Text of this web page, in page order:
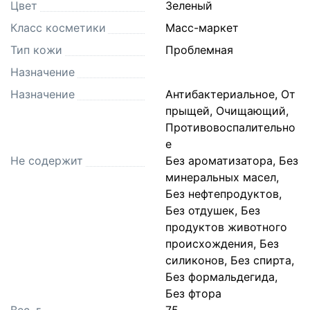
Цвет
Зеленый
Класс косметики
Масс-маркет
Тип кожи
Проблемная
Назначение
Назначение
Антибактериальное, От
прыщей, Очищающий,
Противовоспалительно
е
Не содержит
Без ароматизатора, Без
минеральных масел,
Без нефтепродуктов,
Без отдушек, Без
продуктов животного
происхождения, Без
силиконов, Без спирта,
Без формальдегида,
Без фтора